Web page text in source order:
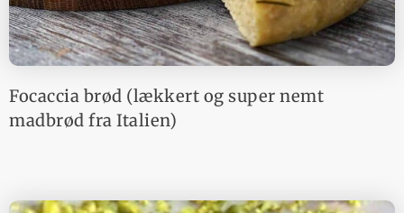
Focaccia brød (lækkert og super nemt
madbrød fra Italien)